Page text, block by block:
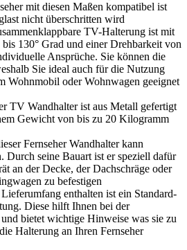
mit diesen Maßen kompatibel ist
nicht überschritten wird
TV-Halterung ist mit
130° Grad und einer Drehbarkeit von
Ansprüche. Sie können die
Sie ideal auch für die Nutzung
Wohnmobil oder Wohnwagen geeignet
TV Wandhalter ist aus Metall gefertigt
Gewicht von bis zu 20 Kilogramm
Fernseher Wandhalter kann
Durch seine Bauart ist er speziell dafür
an der Decke, der Dachschräge oder
zu befestigen
enthalten ist ein Standard-
Diese hilft Ihnen bei der
bietet wichtige Hinweise was sie zu
Halterung an Ihren Fernseher